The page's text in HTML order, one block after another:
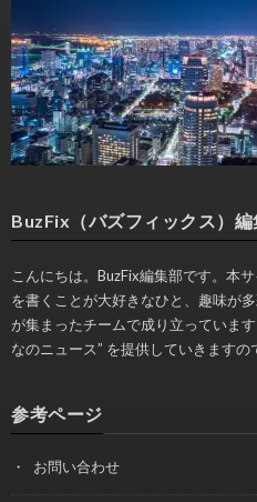
BuzFix（バズフィックス）
こんにちは。BuzFix編集部です。本
を書くことが大好きなひと、趣味が
が集まったチームで成り立っていま
なのニュース” を提供していきますの
参考ページ
お問い合わせ